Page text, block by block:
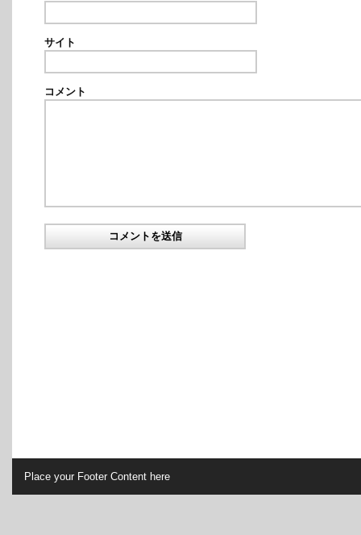
サイト
コメント
Place your Footer Content here